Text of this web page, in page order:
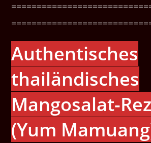
Authentisches
thailändisches
Mangosalat-
(Yum